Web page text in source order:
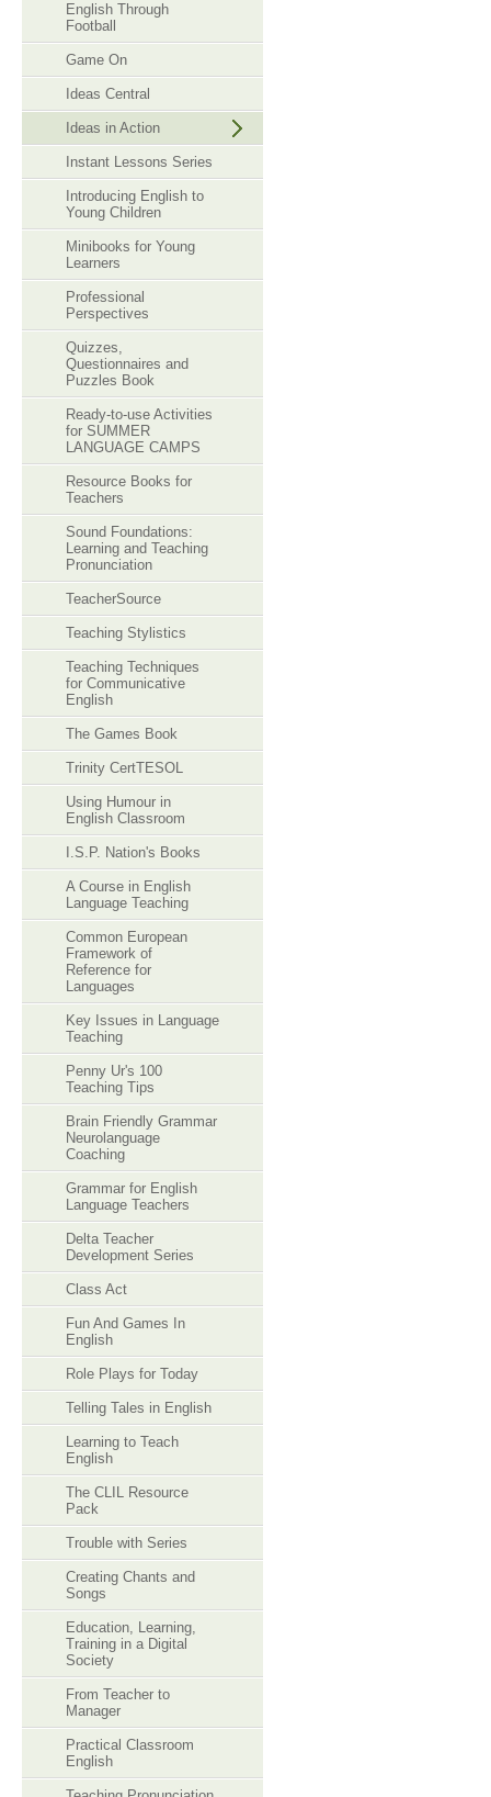
English Through
Football
Game On
Ideas Central
Ideas in Action
Instant Lessons Series
Introducing English to
Young Children
Minibooks for Young
Learners
Professional
Perspectives
Quizzes,
Questionnaires and
Puzzles Book
Ready-to-use Activities
for SUMMER
LANGUAGE CAMPS
Resource Books for
Teachers
Sound Foundations:
Learning and Teaching
Pronunciation
TeacherSource
Teaching Stylistics
Teaching Techniques
for Communicative
English
The Games Book
Trinity CertTESOL
Using Humour in
English Classroom
I.S.P. Nation's Books
A Course in English
Language Teaching
Common European
Framework of
Reference for
Languages
Key Issues in Language
Teaching
Penny Ur's 100
Teaching Tips
Brain Friendly Grammar
Neurolanguage
Coaching
Grammar for English
Language Teachers
Delta Teacher
Development Series
Class Act
Fun And Games In
English
Role Plays for Today
Telling Tales in English
Learning to Teach
English
The CLIL Resource
Pack
Trouble with Series
Creating Chants and
Songs
Education, Learning,
Training in a Digital
Society
From Teacher to
Manager
Practical Classroom
English